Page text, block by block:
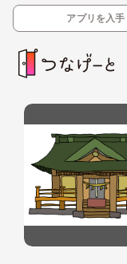
アプリを入手